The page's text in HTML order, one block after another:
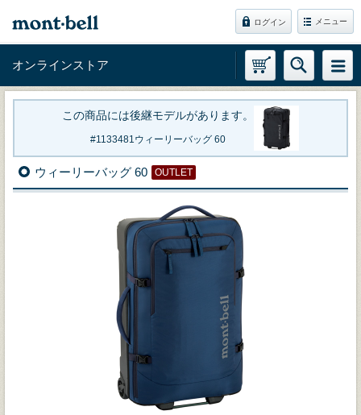
ログイン メニュー
オンラインストア
この商品には後継モデルがあります。
1133481ウィーリーバッグ 60
ウィーリーバッグ 60 OUTLET